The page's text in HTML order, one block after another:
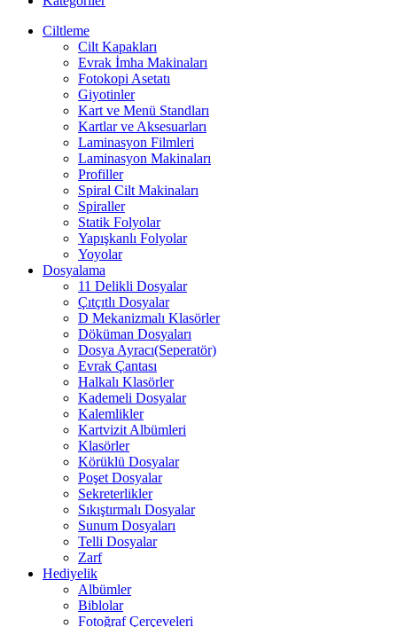
Ciltleme
Cilt Kapakları
Evrak İmha Makinaları
Fotokopi Asetatı
Giyotinler
Kart ve Menü Standları
Kartlar ve Aksesuarları
Laminasyon Filmleri
Laminasyon Makinaları
Profiller
Spiral Cilt Makinaları
Spiraller
Statik Folyolar
Yapışkanlı Folyolar
Yoyolar
Dosyalama
11 Delikli Dosyalar
Çıtçıtlı Dosyalar
D Mekanizmalı Klasörler
Döküman Dosyaları
Dosya Ayracı(Seperatör)
Evrak Çantası
Halkalı Klasörler
Kademeli Dosyalar
Kalemlikler
Kartvizit Albümleri
Klasörler
Körüklü Dosyalar
Poşet Dosyalar
Sekreterlikler
Sıkıştırmalı Dosyalar
Sunum Dosyaları
Telli Dosyalar
Zarf
Hediyelik
Albümler
Biblolar
Fotoğraf Çerçeveleri